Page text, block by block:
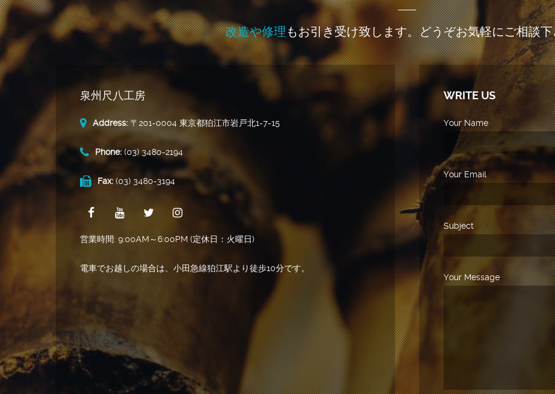
改造や修理もお引き受け致します。どうぞお気軽にご相談
泉州尺八工房
Address:〒201-0004 東京都狛江市岩戸北1-7-15
Phone:(03) 3480-2194
Fax:(03) 3480-3194
営業時間: 9:00AM～6:00PM (定休日：火曜日)
電車でお越しの場合は、小田急線狛江駅より徒歩10分です。
WRITE US
Your Name
Your Email
Subject
Your Message